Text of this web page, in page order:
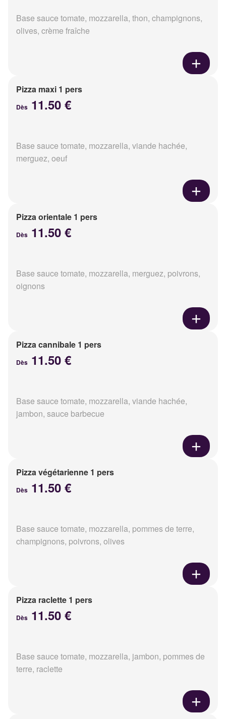
Base sauce tomate, mozzarella, thon, champignons,
olives, crème fraîche
Pizza maxi 1 pers
Dès 11.50 €
Base sauce tomate, mozzarella, viande hachée,
merguez, oeuf
Pizza orientale 1 pers
Dès 11.50 €
Base sauce tomate, mozzarella, merguez, poivrons,
oignons
Pizza cannibale 1 pers
Dès 11.50 €
Base sauce tomate, mozzarella, viande hachée,
jambon, sauce barbecue
Pizza végétarienne 1 pers
Dès 11.50 €
Base sauce tomate, mozzarella, pommes de terre,
champignons, poivrons, olives
Pizza raclette 1 pers
Dès 11.50 €
Base sauce tomate, mozzarella, jambon, pommes de
terre, raclette